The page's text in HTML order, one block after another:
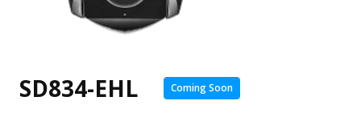
產品最新消息
物流與倉儲業
功能應用
VORTEX 部落格
收費方案
User Portal
SD834-EHL Coming Soon